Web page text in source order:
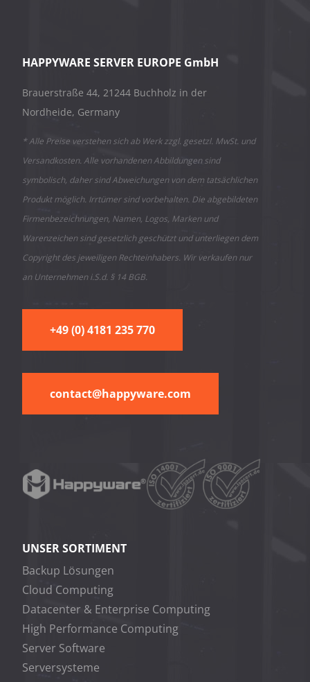
HAPPYWARE SERVER EUROPE GmbH
Brauerstraße 44, 21244 Buchholz in der
Nordheide, Germany
* Alle Preise verstehen sich ab Werk zzgl. gesetzl. MwSt. und
Versandkosten. Alle vorhandenen Abbildungen sind
symbolisch, daher sind Abweichungen von dem tatsächlichen
Produkt möglich. Irrtümer sind vorbehalten. Die abgebildeten
Firmenbezeichnungen, Namen, Logos, Marken und
Warenzeichen sind gesetzlich geschützt und unterliegen dem
Copyright des jeweiligen Rechteinhabers. Wir verkaufen nur
an Unternehmen i.S.d. § 14 BGB.
+49 (0) 4181 235 770
contact@happyware.com
UNSER SORTIMENT
Backup Lösungen
Cloud Computing
Datacenter & Enterprise Computing
High Performance Computing
Server Software
Serversysteme